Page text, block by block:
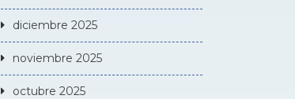
diciembre 2025
noviembre 2025
octubre 2025